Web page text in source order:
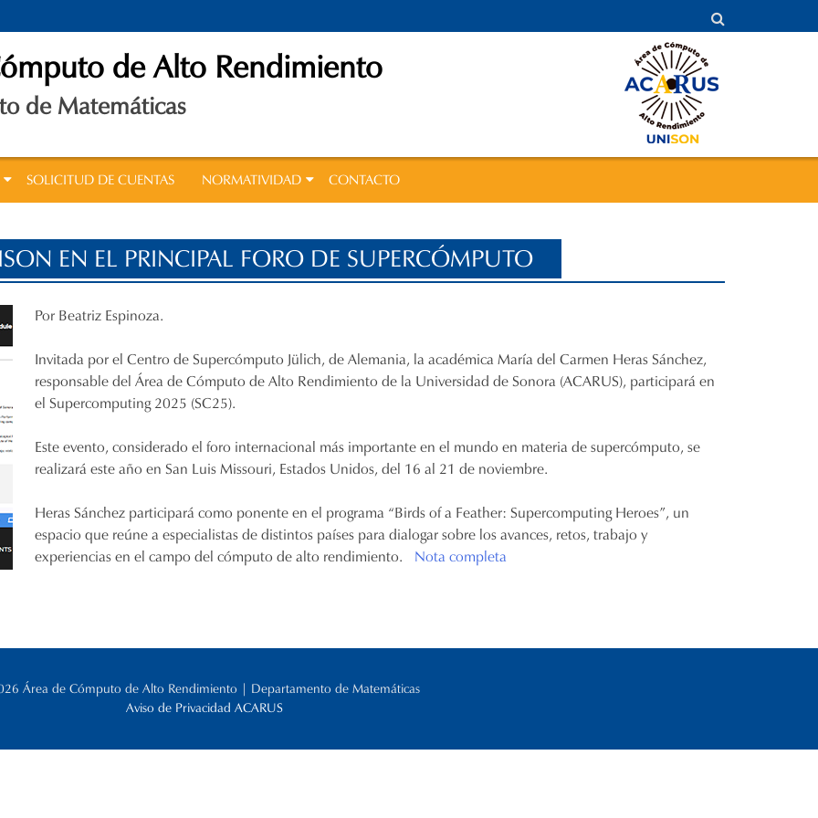
de Alto Rendimiento
de Matemáticas
SOLICITUD DE CUENTAS NORMATIVIDAD CONTACTO
EN EL PRINCIPAL FORO DE SUPERCÓMPUTO
Por Beatriz Espinoza.
Invitada por el Centro de Supercómputo Jülich, de Alemania, la académica María del Carmen Heras Sánchez,
responsable del Área de Cómputo de Alto Rendimiento de la Universidad de Sonora (ACARUS), participará en
el Supercomputing 2025 (SC25).
Este evento, considerado el foro internacional más importante en el mundo en materia de supercómputo, se
realizará este año en San Luis Missouri, Estados Unidos, del 16 al 21 de noviembre.
Heras Sánchez participará como ponente en el programa “Birds of a Feather: Supercomputing Heroes”, un
espacio que reúne a especialistas de distintos países para dialogar sobre los avances, retos, trabajo y
experiencias en el campo del cómputo de alto rendimiento.
Nota completa
Área de Cómputo de Alto Rendimiento | Departamento de Matemáticas
Aviso de Privacidad ACARUS